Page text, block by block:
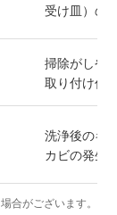
受け皿）の
掃除がしや
取り付け作
洗浄後のキ
カビの発生
合がございます。